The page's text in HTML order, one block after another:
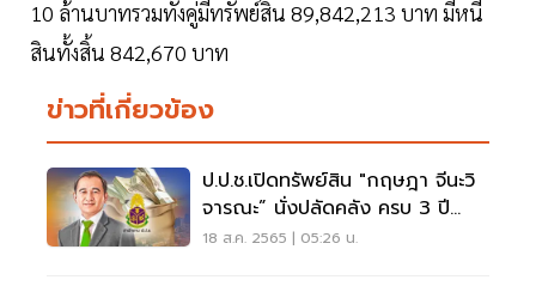
10 ล้านบาทรวมทั้งคู่มีทรัพย์สิน 89,842,213 บาท มีหนี้
สินทั้งสิ้น 842,670 บาท
ข่าวที่เกี่ยวข้อง
ป.ป.ช.เปิดทรัพย์สิน "กฤษฎา จีนะวิ
จารณะ” นั่งปลัดคลัง ครบ 3 ปี
รวย 64.3 ล้าน
18 ส.ค. 2565 | 05:26 น.